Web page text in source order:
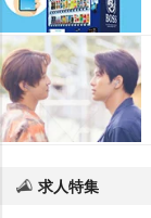
求人特集